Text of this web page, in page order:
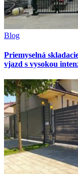
Blog
Priemyselná
vjazd s vysokou